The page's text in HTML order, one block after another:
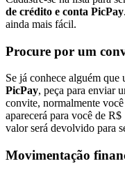
de crédito e conta PicPay
ainda mais fácil.
Procure por um
Se já conhece alguém que
PicPay, peça para enviar
convite, normalmente
aparecerá para você de
valor será devolvido para
Movimentação